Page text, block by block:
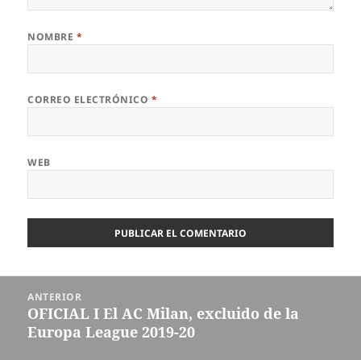
NOMBRE *
CORREO ELECTRÓNICO *
WEB
entradas
ANTERIOR
Entrada
anterior:
OFICIAL I El AC Milan, excluido de la
Europa League 2019-20